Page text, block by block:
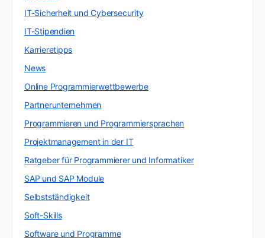
IT-Sicherheit und Cybersecurity
IT-Stipendien
Karrieretipps
News
Online Programmierwettbewerbe
Partnerunternehmen
Programmieren und Programmiersprachen
Projektmanagement in der IT
Ratgeber für Programmierer und Informatiker
SAP und SAP Module
Selbstständigkeit
Soft-Skills
Software und Programme